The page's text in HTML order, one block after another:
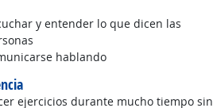
y entender lo que dicen las
hablando
ejercicios durante mucho tiempo sin